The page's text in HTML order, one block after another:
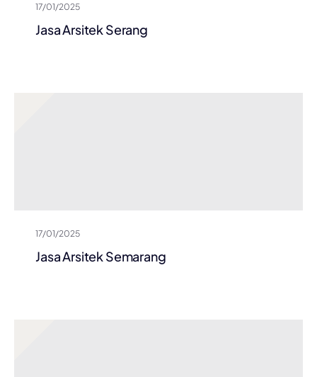
17/01/2025
Jasa Arsitek Serang
17/01/2025
Jasa Arsitek Semarang